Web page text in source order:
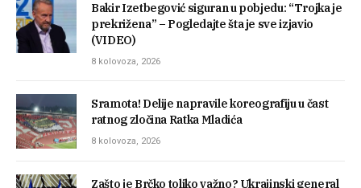
Bakir Izetbegović siguran u pobjedu: “Trojka je
prekrižena” – Pogledajte šta je sve izjavio
(VIDEO)
8 kolovoza, 2026
Sramota! Delije napravile koreografiju u čast
ratnog zločina Ratka Mladića
8 kolovoza, 2026
Zašto je Brčko toliko važno? Ukrajinski general